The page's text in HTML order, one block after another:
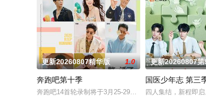
更新20260807精华版 1.0
奔跑吧第十季
奔跑吧14首轮录制将于3月25-29日开启
更新20260807第
国医少年志 第三
四人集结，新程即